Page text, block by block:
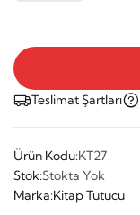
Teslimat Şartları
Ürün Kodu:KT27
Stok:Stokta Yok
Marka:Kitap Tutucu